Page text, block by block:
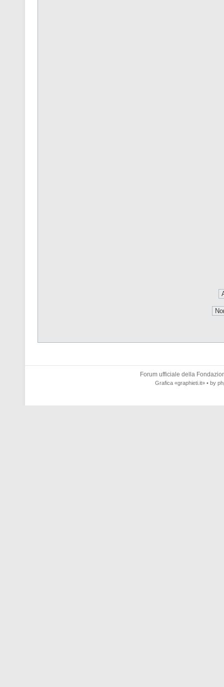
Forum ufficiale della
Grafica «graphieti.it» • by